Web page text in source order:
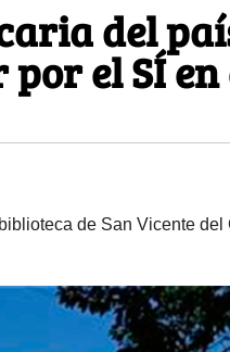
del
el SÍ en
de San Vicente